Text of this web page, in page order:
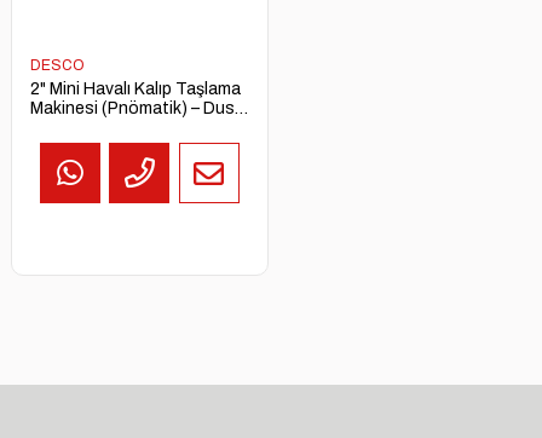
DESCO
2" Mini Havalı Kalıp Taşlama
Makinesi (Pnömatik) – Dust